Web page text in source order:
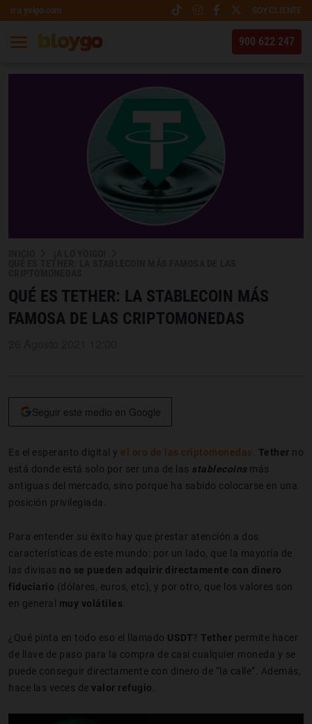
Ir a yoigo.com SOY CLIENTE
900 622 247
QUÉ ES TETHER: LA STABLECOIN MÁS
FAMOSA DE LAS CRIPTOMONEDAS
Seguir este medio en Google
Es el esperanto digital y el oro de las criptomonedas Tether no
está donde está solo por ser una de las stablecoins más
antiguas del mercado, sino porque ha sabido colocarse en una
posición privilegiada.
Para entender su éxito hay que prestar atención a dos
características de este mundo: por un lado, que la mayoría de
las divisas no se pueden adquirir directamente con dinero
fiduciario (dólares, euros, etc), y por otro, que los valores son
en general muy volátiles
¿Qué pinta en todo eso el llamado USDT? Tether permite hacer
de llave de paso para la compra de casi cualquier moneda y se
puede conseguir directamente con dinero de “la calle”. Además,
hace las veces de valor refugio